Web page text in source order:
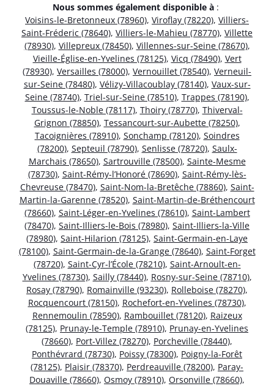
Nous sommes également disponible à :
Voisins-le-Bretonneux (78960), Viroflay (78220), Villiers-
Saint-Fréderic (78640), Villiers-le-Mahieu (78770), Villette
(78930), Villepreux (78450), Villennes-sur-Seine (78670),
Vieille-Église-en-Yvelines (78125), Vicq (78490), Vert
(78930), Versailles (78000), Vernouillet (78540), Verneuil-
sur-Seine (78480), Vélizy-Villacoublay (78140), Vaux-sur-
Seine (78740), Triel-sur-Seine (78510), Trappes (78190),
Toussus-le-Noble (78117), Thoiry (78770), Thiverval-
Grignon (78850), Tessancourt-sur-Aubette (78250),
Tacoignières (78910), Sonchamp (78120), Soindres
(78200), Septeuil (78790), Senlisse (78720), Saulx-
Marchais (78650), Sartrouville (78500), Sainte-Mesme
(78730), Saint-Rémy-l’Honoré (78690), Saint-Rémy-lès-
Chevreuse (78470), Saint-Nom-la-Bretêche (78860), Saint-
Martin-la-Garenne (78520), Saint-Martin-de-Bréthencourt
(78660), Saint-Léger-en-Yvelines (78610), Saint-Lambert
(78470), Saint-Illiers-le-Bois (78980), Saint-Illiers-la-Ville
(78980), Saint-Hilarion (78125), Saint-Germain-en-Laye
(78100), Saint-Germain-de-la-Grange (78640), Saint-Forget
(78720), Saint-Cyr-l’École (78210), Saint-Arnoult-en-
Yvelines (78730), Sailly (78440), Rosny-sur-Seine (78710),
Rosay (78790), Romainville (93230), Rolleboise (78270),
Rocquencourt (78150), Rochefort-en-Yvelines (78730),
Rennemoulin (78590), Rambouillet (78120), Raizeux
(78125), Prunay-le-Temple (78910), Prunay-en-Yvelines
(78660), Port-Villez (78270), Porcheville (78440),
Ponthévrard (78730), Poissy (78300), Poigny-la-Forêt
(78125), Plaisir (78370), Perdreauville (78200), Paray-
Douaville (78660), Osmoy (78910), Orsonville (78660),